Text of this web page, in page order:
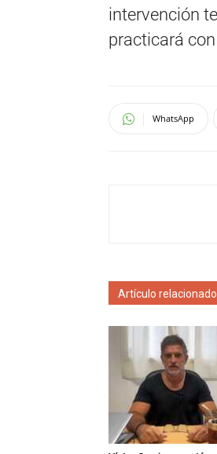
intervención
practicará
WhatsApp
Artículo